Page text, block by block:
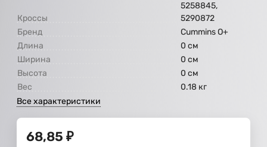
Кроссы
5258845,
5290872
Бренд
Cummins O+
Длина
0 см
Ширина
0 см
Высота
0 см
Вес
0.18 кг
Все характеристики
68,85 ₽